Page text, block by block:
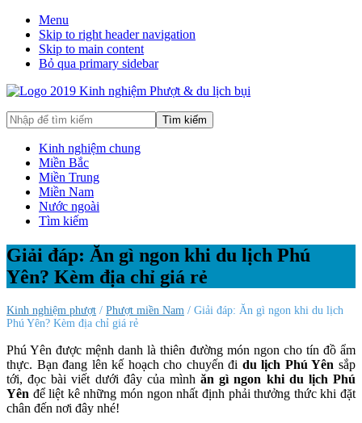
Menu
Skip to right header navigation
Skip to main content
Bỏ qua primary sidebar
Hướng
dẫn
phượt,
và
ngoài
nước
an
toàn,
vui
trải
nghiệm,
tiết
kiệm
Nhập
để
kiếm
Kinh nghiệm chung
Miền Bắc
Miền Trung
Miền Nam
Nước ngoài
Tìm kiếm
Giải đáp: Ăn gì ngon khi du lịch Phú
Yên? Kèm địa chỉ giá rẻ
Kinh nghiệm phượt / Phượt miền Nam / Giải đáp: Ăn gì ngon khi du lịch
Phú Yên? Kèm địa chỉ giá rẻ
Phú Yên được mệnh danh là thiên đường món ngon cho tín đồ ẩm
thực. Bạn đang lên kế hoạch cho chuyến đi du lịch Phú Yên sắp
tới, đọc bài viết dưới đây của mìnhăn gì ngon khi du lịch Phú
Yên để liệt kê những món ngon nhất định phải thưởng thức khi đặt
chân đến nơi đây nhé!